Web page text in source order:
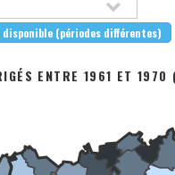
(périodes différentes)
ENTRE 1961 ET